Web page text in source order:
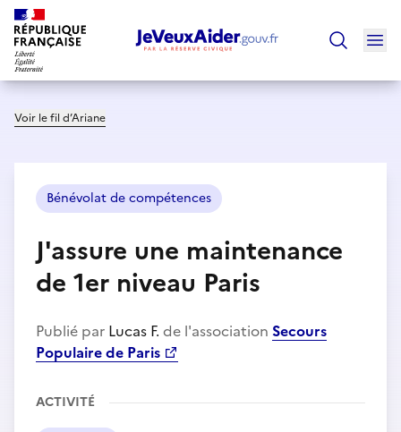
Voir le fil d’Ariane
Bénévolat de compétences
J'assure une maintenance
de 1er niveau Paris
Publié par Lucas F. de l'association Secours
Populaire de Paris
ACTIVITÉ